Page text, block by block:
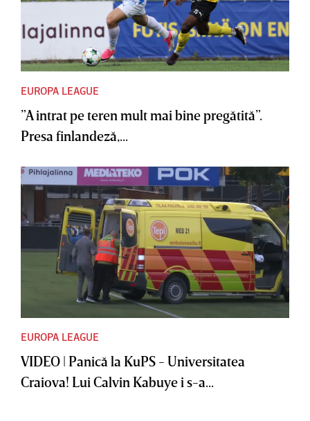
EUROPA LEAGUE
”A intrat pe teren mult mai bine pregătită”.
Presa finlandeză,...
EUROPA LEAGUE
VIDEO | Panică la KuPS - Universitatea
Craiova! Lui Calvin Kabuye i s-a...